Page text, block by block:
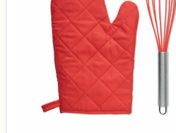
Duurzame keuzes
Made in Europe
Recycled
Bestsellers